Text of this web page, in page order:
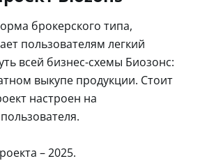
брокерского типа,
пользователям легкий
всей бизнес-схемы Биозонс:
выкупе продукции. Стоит
настроен на
– 2025.